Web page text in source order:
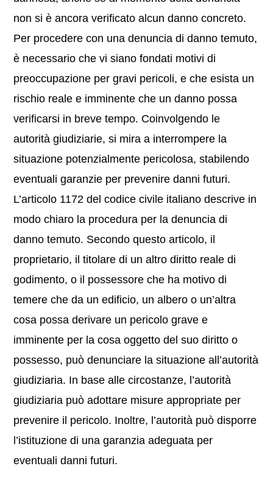
non si è ancora verificato alcun danno concreto.
Per procedere con una denuncia di danno temuto,
è necessario che vi siano fondati motivi di
preoccupazione per gravi pericoli, e che esista un
rischio reale e imminente che un danno possa
verificarsi in breve tempo. Coinvolgendo le
autorità giudiziarie, si mira a interrompere la
situazione potenzialmente pericolosa, stabilendo
eventuali garanzie per prevenire danni futuri.
L’articolo 1172 del codice civile italiano descrive in
modo chiaro la procedura per la denuncia di
danno temuto. Secondo questo articolo, il
proprietario, il titolare di un altro diritto reale di
godimento, o il possessore che ha motivo di
temere che da un edificio, un albero o un’altra
cosa possa derivare un pericolo grave e
imminente per la cosa oggetto del suo diritto o
possesso, può denunciare la situazione all’autorità
giudiziaria. In base alle circostanze, l’autorità
giudiziaria può adottare misure appropriate per
prevenire il pericolo. Inoltre, l’autorità può disporre
l’istituzione di una garanzia adeguata per
eventuali danni futuri.